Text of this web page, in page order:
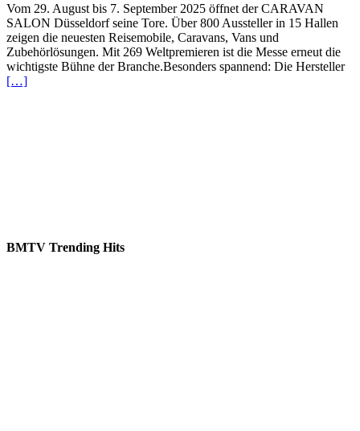
Vom 29. August bis 7. September 2025 öffnet der CARAVAN
SALON Düsseldorf seine Tore. Über 800 Aussteller in 15 Hallen
zeigen die neuesten Reisemobile, Caravans, Vans und
Zubehörlösungen. Mit 269 Weltpremieren ist die Messe erneut die
wichtigste Bühne der Branche.Besonders spannend: Die Hersteller
[…]
BMTV Trending Hits